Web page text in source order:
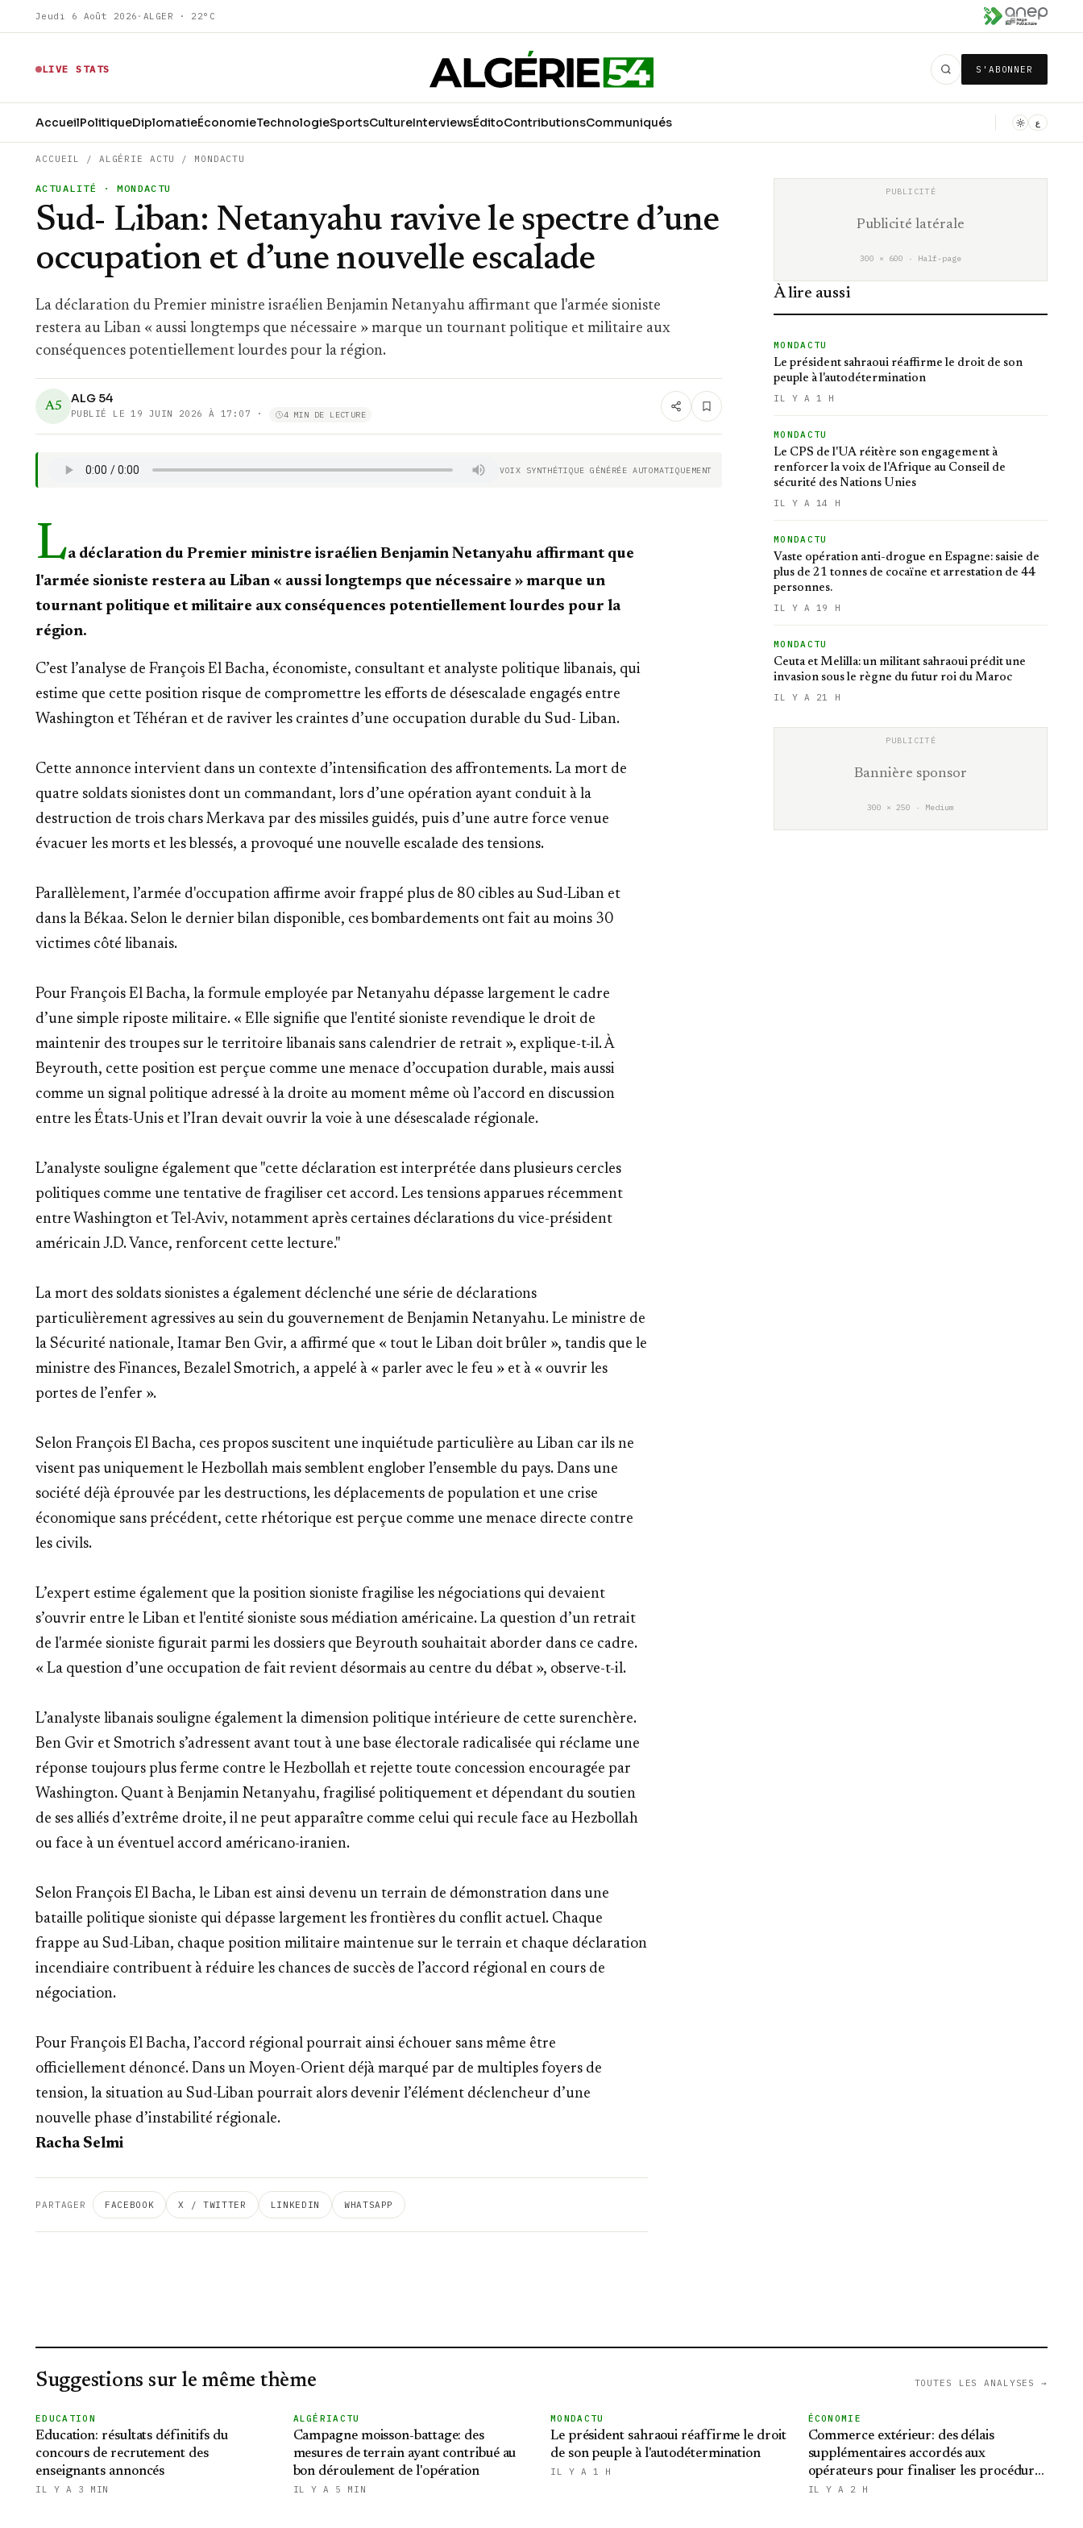
Jeudi 6 Août 2026 · ALGER · 22°C
LIVE STATS S'ABONNER
AccueilPolitiqueDiplomatieÉconomieTechnologieSportsCultureInterviewsÉditoContributionsCommuniqués ع
ACCUEIL / ALGÉRIE ACTU / MONDACTU
ACTUALITÉ · MONDACTU
Sud- Liban: Netanyahu ravive le spectre d’une
occupation et d’une nouvelle escalade
La déclaration du Premier ministre israélien Benjamin Netanyahu affirmant que l'armée sioniste
restera au Liban « aussi longtemps que nécessaire » marque un tournant politique et militaire aux
conséquences potentiellement lourdes pour la région.
A5
ALG 54
PUBLIÉ LE 19 JUIN 2026 À 17:07 · 4 MIN DE LECTURE
VOIX SYNTHÉTIQUE GÉNÉRÉE AUTOMATIQUEMENT
La déclaration du Premier ministre israélien Benjamin Netanyahu affirmant que
l'armée sioniste restera au Liban « aussi longtemps que nécessaire » marque un
tournant politique et militaire aux conséquences potentiellement lourdes pour la
région.
C’est l’analyse de François El Bacha, économiste, consultant et analyste politique libanais, qui
estime que cette position risque de compromettre les efforts de désescalade engagés entre
Washington et Téhéran et de raviver les craintes d’une occupation durable du Sud- Liban.
Cette annonce intervient dans un contexte d’intensification des affrontements. La mort de
quatre soldats sionistes dont un commandant, lors d’une opération ayant conduit à la
destruction de trois chars Merkava par des missiles guidés, puis d’une autre force venue
évacuer les morts et les blessés, a provoqué une nouvelle escalade des tensions.
Parallèlement, l’armée d'occupation affirme avoir frappé plus de 80 cibles au Sud-Liban et
dans la Békaa. Selon le dernier bilan disponible, ces bombardements ont fait au moins 30
victimes côté libanais.
Pour François El Bacha, la formule employée par Netanyahu dépasse largement le cadre
d’une simple riposte militaire. « Elle signifie que l'entité sioniste revendique le droit de
maintenir des troupes sur le territoire libanais sans calendrier de retrait », explique-t-il. À
Beyrouth, cette position est perçue comme une menace d’occupation durable, mais aussi
comme un signal politique adressé à la droite au moment même où l’accord en discussion
entre les États-Unis et l’Iran devait ouvrir la voie à une désescalade régionale.
L’analyste souligne également que "cette déclaration est interprétée dans plusieurs cercles
politiques comme une tentative de fragiliser cet accord. Les tensions apparues récemment
entre Washington et Tel-Aviv, notamment après certaines déclarations du vice-président
américain J.D. Vance, renforcent cette lecture."
La mort des soldats sionistes a également déclenché une série de déclarations
particulièrement agressives au sein du gouvernement de Benjamin Netanyahu. Le ministre de
la Sécurité nationale, Itamar Ben Gvir, a affirmé que « tout le Liban doit brûler », tandis que le
ministre des Finances, Bezalel Smotrich, a appelé à « parler avec le feu » et à « ouvrir les
portes de l’enfer ».
Selon François El Bacha, ces propos suscitent une inquiétude particulière au Liban car ils ne
visent pas uniquement le Hezbollah mais semblent englober l’ensemble du pays. Dans une
société déjà éprouvée par les destructions, les déplacements de population et une crise
économique sans précédent, cette rhétorique est perçue comme une menace directe contre
les civils.
L’expert estime également que la position sioniste fragilise les négociations qui devaient
s’ouvrir entre le Liban et l'entité sioniste sous médiation américaine. La question d’un retrait
de l'armée sioniste figurait parmi les dossiers que Beyrouth souhaitait aborder dans ce cadre.
« La question d’une occupation de fait revient désormais au centre du débat », observe-t-il.
L’analyste libanais souligne également la dimension politique intérieure de cette surenchère.
Ben Gvir et Smotrich s’adressent avant tout à une base électorale radicalisée qui réclame une
réponse toujours plus ferme contre le Hezbollah et rejette toute concession encouragée par
Washington. Quant à Benjamin Netanyahu, fragilisé politiquement et dépendant du soutien
de ses alliés d’extrême droite, il ne peut apparaître comme celui qui recule face au Hezbollah
ou face à un éventuel accord américano-iranien.
Selon François El Bacha, le Liban est ainsi devenu un terrain de démonstration dans une
bataille politique sioniste qui dépasse largement les frontières du conflit actuel. Chaque
frappe au Sud-Liban, chaque position militaire maintenue sur le terrain et chaque déclaration
incendiaire contribuent à réduire les chances de succès de l’accord régional en cours de
négociation.
Pour François El Bacha, l’accord régional pourrait ainsi échouer sans même être
officiellement dénoncé. Dans un Moyen-Orient déjà marqué par de multiples foyers de
tension, la situation au Sud-Liban pourrait alors devenir l’élément déclencheur d’une
nouvelle phase d’instabilité régionale.
Racha Selmi
PARTAGER FACEBOOK X / TWITTER LINKEDIN WHATSAPP
Publicité latérale
300 × 600 · Half-page
À lire aussi
MONDACTU
Le président sahraoui réaffirme le droit de son
peuple à l'autodétermination
IL Y A 1 H
MONDACTU
Le CPS de l'UA réitère son engagement à
renforcer la voix de l'Afrique au Conseil de
sécurité des Nations Unies
IL Y A 14 H
MONDACTU
Vaste opération anti-drogue en Espagne: saisie de
plus de 21 tonnes de cocaïne et arrestation de 44
personnes.
IL Y A 19 H
MONDACTU
Ceuta et Melilla: un militant sahraoui prédit une
invasion sous le règne du futur roi du Maroc
IL Y A 21 H
Bannière sponsor
300 × 250 · Medium
Suggestions sur le même thème TOUTES LES ANALYSES →
EDUCATION
Education: résultats définitifs du
concours de recrutement des
enseignants annoncés
IL Y A 3 MIN
ALGÉRIACTU
Campagne moisson-battage: des
mesures de terrain ayant contribué au
bon déroulement de l'opération
IL Y A 5 MIN
MONDACTU
Le président sahraoui réaffirme le droit
de son peuple à l'autodétermination
IL Y A 1 H
ÉCONOMIE
Commerce extérieur: des délais
supplémentaires accordés aux
opérateurs pour finaliser les procédures
d'importation
IL Y A 2 H